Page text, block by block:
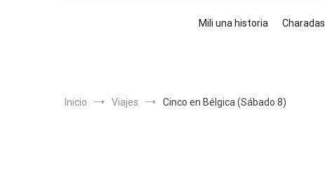
Mili una historia Charadas
Inicio Viajes Cinco en Bélgica (Sábado 8)